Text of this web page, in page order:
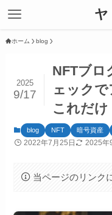
ヤ
ホーム blog
NFTブロ
ェック
これだけ
2025
9/17
blog NFT 暗号資産
2022年7月25日 2025年
当ページのリンク